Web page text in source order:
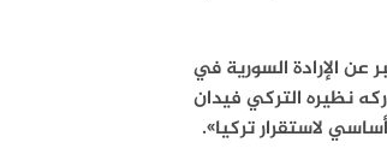
الإرادة السورية في
نظيره التركي فيدان
لاستقرار تركيا».